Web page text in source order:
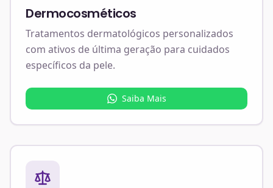
Dermocosméticos
Tratamentos dermatológicos personalizados
com ativos de última geração para cuidados
específicos da pele.
Saiba Mais